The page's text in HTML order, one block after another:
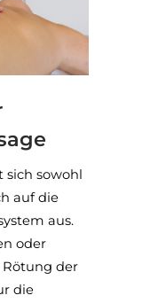
sich sowohl
auf die
aus.
oder
der
die